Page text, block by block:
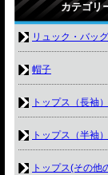
カテゴリ
リュック・バッグ
帽子
トップス（長袖）
トップス（半袖）
トップス(その他